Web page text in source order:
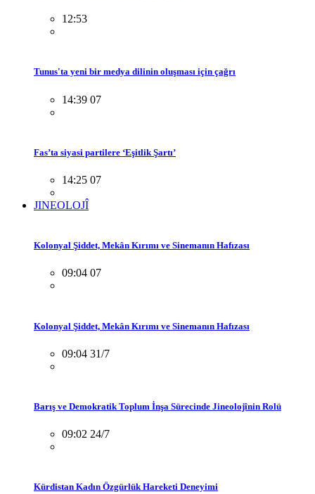
12:53
Tunus'ta yeni bir medya dilinin oluşması için çağrı
14:39 07
Fas’ta siyasi partilere ‘Eşitlik Şartı’
14:25 07
JINEOLOJÎ
Kolonyal Şiddet, Mekân Kırımı ve Sinemanın Hafızası
09:04 07
Kolonyal Şiddet, Mekân Kırımı ve Sinemanın Hafızası
09:04 31/7
Barış ve Demokratik Toplum İnşa Sürecinde Jineolojînin Rolü
09:02 24/7
Kürdistan Kadın Özgürlük Hareketi Deneyimi